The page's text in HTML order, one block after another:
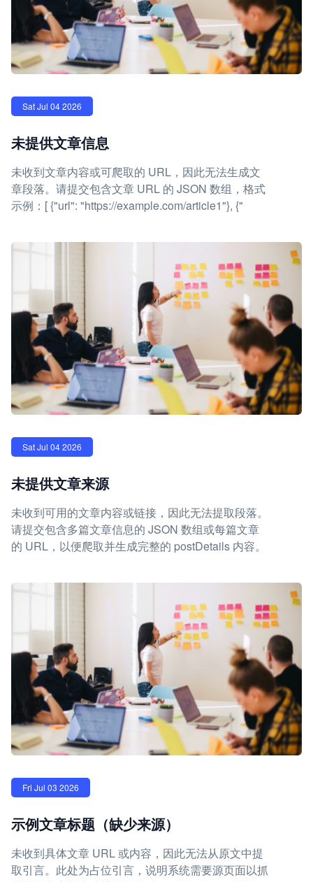
Sat Jul 04 2026
未提供文章信息
未收到文章内容或可爬取的 URL，因此无法生成文
章段落。请提交包含文章 URL 的 JSON 数组，格式
示例：[ {"url": "https://example.com/article1"}, {"
Sat Jul 04 2026
未提供文章来源
未收到可用的文章内容或链接，因此无法提取段落。
请提交包含多篇文章信息的 JSON 数组或每篇文章
的 URL，以便爬取并生成完整的 postDetails 内容。
Fri Jul 03 2026
示例文章标题（缺少来源）
未收到具体文章 URL 或内容，因此无法从原文中提
取引言。此处为占位引言，说明系统需要源页面以抓